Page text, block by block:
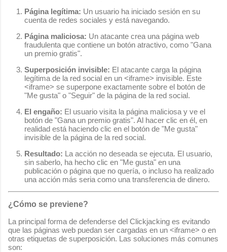
Página legítima: Un usuario ha iniciado sesión en su
cuenta de redes sociales y está navegando.
Página maliciosa: Un atacante crea una página web
fraudulenta que contiene un botón atractivo, como "Gana
un premio gratis".
Superposición invisible: El atacante carga la página
legítima de la red social en un <iframe> invisible. Este
<iframe> se superpone exactamente sobre el botón de
"Me gusta" o "Seguir" de la página de la red social.
El engaño: El usuario visita la página maliciosa y ve el
botón de "Gana un premio gratis". Al hacer clic en él, en
realidad está haciendo clic en el botón de "Me gusta"
invisible de la página de la red social.
Resultado: La acción no deseada se ejecuta. El usuario,
sin saberlo, ha hecho clic en "Me gusta" en una
publicación o página que no quería, o incluso ha realizado
una acción más seria como una transferencia de dinero.
¿Cómo se previene?
La principal forma de defenderse del Clickjacking es evitando
que las páginas web puedan ser cargadas en un <iframe> o en
otras etiquetas de superposición. Las soluciones más comunes
son: